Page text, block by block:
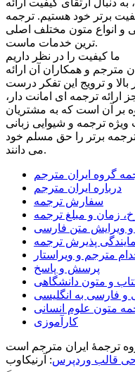
برتر خود هستیم. ترجمه
و انواع متون مختلف اصلی
ترین خدمات ماست.
ما کیفیت را در نظر داریم
مترجم و همکاران آن ارائه
و ترویج این تفکر درست
ترجمه ای امانت دار،
بر آن است که به مشتریان
ترجمه و شیوایی زبانی
برتر را حق مسلم خود
می دانند.
گروه ایران مترجم
درباره ایران مترجم
سفارش ترجمه
زمان و مبلغ ترجمه
و ویرایش متن فارسی
پذیرش ترجمه
مترجم و ویراستار
پرسش و پاسخ
و متون دانشگاهی
و فارسی به انگلیسی
متون علوم انسانی
کارآموزی
قالب وردپرس: آرنیکاوب